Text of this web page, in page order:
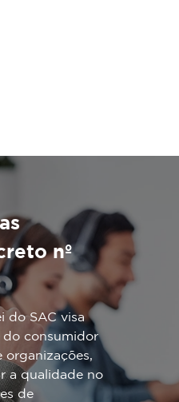
nº
do SAC visa
do consumidor
organizações,
a qualidade no
de